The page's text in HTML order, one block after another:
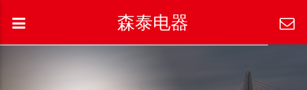
森泰电器